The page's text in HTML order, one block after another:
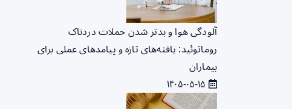
آلودگی هوا و بدتر شدن حملات دردناک
روماتوئید: یافته‌های تازه و پیامدهای عملی برای
بیماران